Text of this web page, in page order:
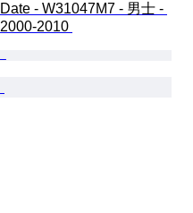
Date - W31047M7 - 男士 -
2000-2010